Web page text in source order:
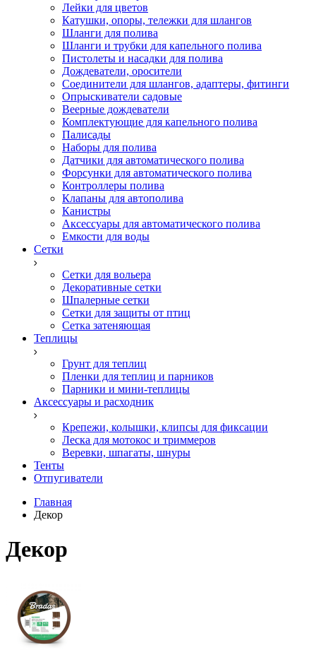
Лейки для цветов
Катушки, опоры, тележки для шлангов
Шланги для полива
Шланги и трубки для капельного полива
Пистолеты и насадки для полива
Дождеватели, оросители
Соединители для шлангов, адаптеры, фитинги
Опрыскиватели садовые
Веерные дождеватели
Комплектующие для капельного полива
Палисады
Наборы для полива
Датчики для автоматического полива
Форсунки для автоматического полива
Контроллеры полива
Клапаны для автополива
Канистры
Аксессуары для автоматического полива
Емкости для воды
Сетки
Сетки для вольера
Декоративные сетки
Шпалерные сетки
Сетки для защиты от птиц
Сетка затеняющая
Теплицы
Грунт для теплиц
Пленки для теплиц и парников
Парники и мини-теплицы
Аксессуары и расходник
Крепежи, колышки, клипсы для фиксации
Леска для мотокос и триммеров
Веревки, шпагаты, шнуры
Тенты
Отпугиватели
Главная
Декор
Декор